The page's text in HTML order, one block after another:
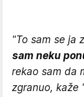
"To sam se ja
sam neku
rekao sam da
zgranuo, kaže